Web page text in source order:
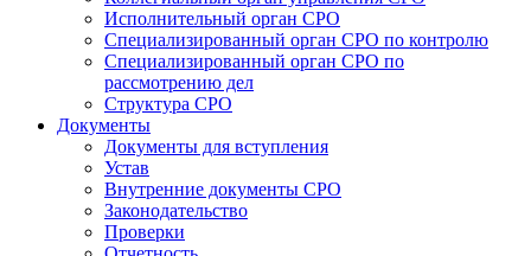
Исполнительный орган СРО
Специализированный орган СРО по контролю
Специализированный орган СРО по
рассмотрению дел
Структура СРО
Документы
Документы для вступления
Устав
Внутренние документы СРО
Законодательство
Проверки